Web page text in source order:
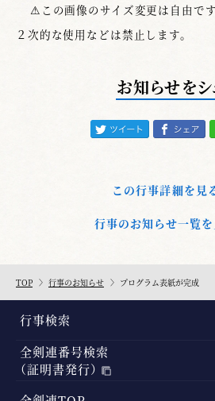
⚠この画像のサイズ変更は自由で
２次的な使用などは禁止します。
お知らせをシ
この行事詳細を見
行事のお知らせ一覧を
TOP 行事のお知らせ プログラム表紙が完成
行事検索
全剣連番号検索
（証明書発行）